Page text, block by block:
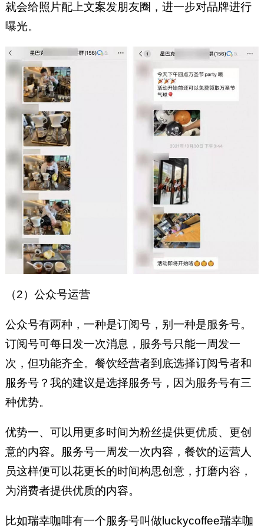
就会给照片配上文案发朋友圈，进一步对品牌进行
曝光。
（2）公众号运营
公众号有两种，一种是订阅号，别一种是服务号。
订阅号可每日发一次消息，服务号只能一周发一
次，但功能齐全。餐饮经营者到底选择订阅号者和
服务号？我的建议是选择服务号，因为服务号有三
种优势。
优势一、可以用更多时间为粉丝提供更优质、更创
意的内容。服务号一周发一次内容，餐饮的运营人
员这样便可以花更长的时间构思创意，打磨内容，
为消费者提供优质的内容。
比如瑞幸咖啡有一个服务号叫做luckycoffee瑞幸咖